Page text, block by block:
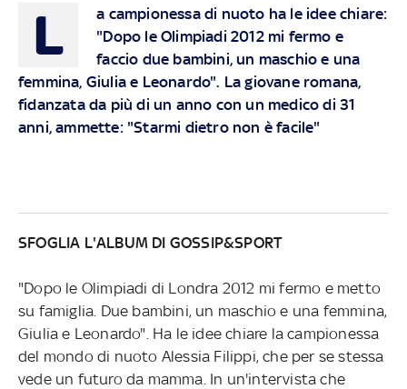
L
a campionessa di nuoto ha le idee chiare:
"Dopo le Olimpiadi 2012 mi fermo e
faccio due bambini, un maschio e una
femmina, Giulia e Leonardo". La giovane romana,
fidanzata da più di un anno con un medico di 31
anni, ammette: "Starmi dietro non è facile"
SFOGLIA L'ALBUM DI GOSSIP&SPORT
"Dopo le Olimpiadi di Londra 2012 mi fermo e metto
su famiglia. Due bambini, un maschio e una femmina,
Giulia e Leonardo". Ha le idee chiare la campionessa
del mondo di nuoto Alessia Filippi, che per se stessa
vede un futuro da mamma. In un'intervista che